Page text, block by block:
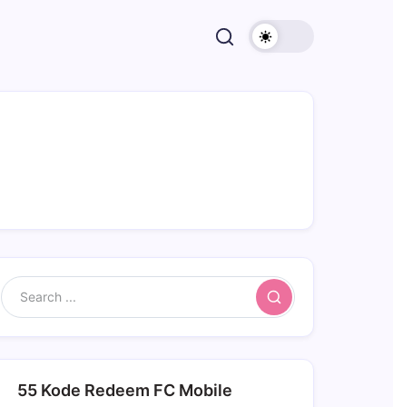
Search
55 Kode Redeem FC Mobile